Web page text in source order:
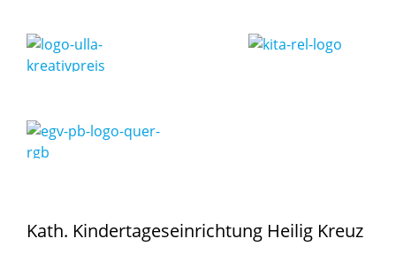
Kath. Kindertageseinrichtung Heilig Kreuz